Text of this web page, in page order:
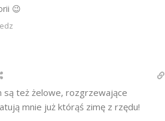
😉
są też żelowe, rozgrzewające
mnie już którąś zimę z rzędu!